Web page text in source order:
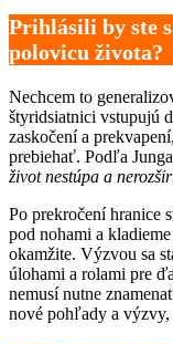
Prihlásili by ste
polovicu života?
Nechcem to
štyridsiatnici vstupujú
zaskočení a
prebiehať. Podľa
život nestúpa a
Po prekročení hranice
pod nohami a
okamžite. Výzvou sa
úlohami a rolami pre
nemusí nutne
nové pohľady a